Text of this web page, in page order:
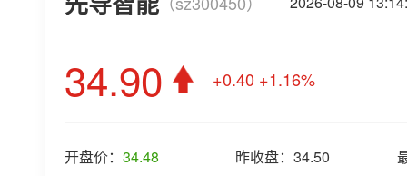
34.90 +0.40 +1.16%
开盘价： 34.48 昨收盘： 34.50